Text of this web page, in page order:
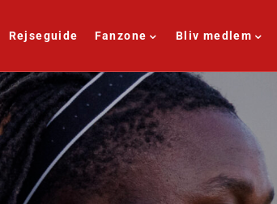
Rejseguide Fanzone Bliv medlem